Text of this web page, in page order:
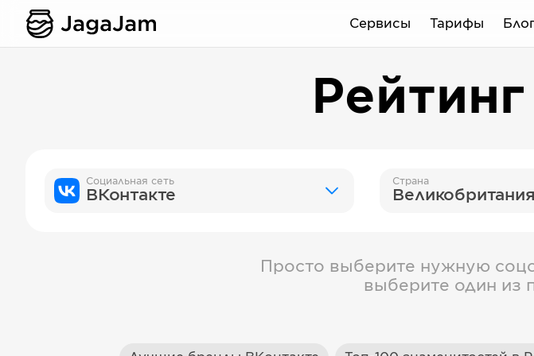
Сервисы Тарифы
Социальная сеть
ВКонтакте
Страна
Великобритания
Просто выберите нужную
выберите один из